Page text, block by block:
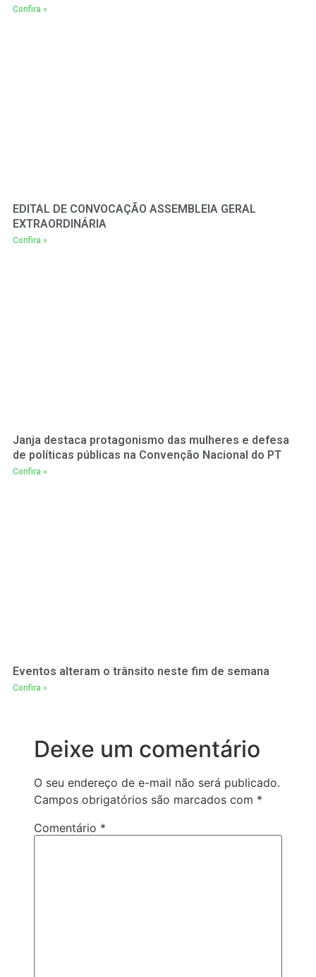
Confira »
EDITAL DE CONVOCAÇÃO ASSEMBLEIA GERAL
EXTRAORDINÁRIA
Confira »
Janja destaca protagonismo das mulheres e defesa
de políticas públicas na Convenção Nacional do PT
Confira »
Eventos alteram o trânsito neste fim de semana
Confira »
Deixe um comentário
O seu endereço de e-mail não será publicado.
Campos obrigatórios são marcados com *
Comentário *